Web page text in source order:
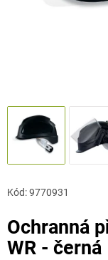
Ochranná
WR - černá
Kód:9770931